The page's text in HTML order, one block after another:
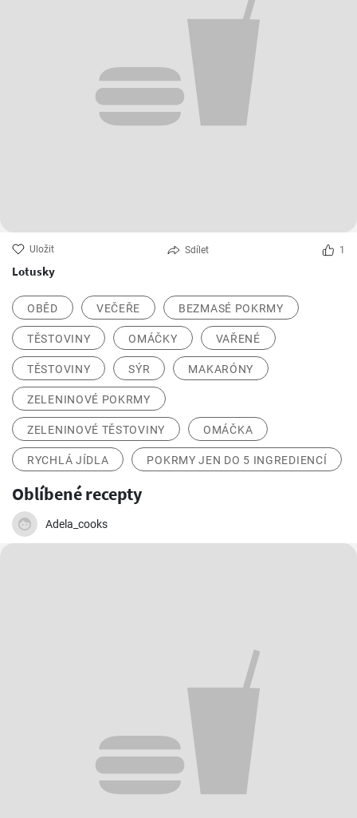
Uložit Sdílet 1
Lotusky
OBĚD VEČEŘE BEZMASÉ POKRMY
TĚSTOVINY OMÁČKY VAŘENÉ
TĚSTOVINY SÝR MAKARÓNY
ZELENINOVÉ POKRMY
ZELENINOVÉ TĚSTOVINY OMÁČKA
RYCHLÁ JÍDLA POKRMY JEN DO 5 INGREDIENCÍ
Oblíbené recepty
Adela_cooks